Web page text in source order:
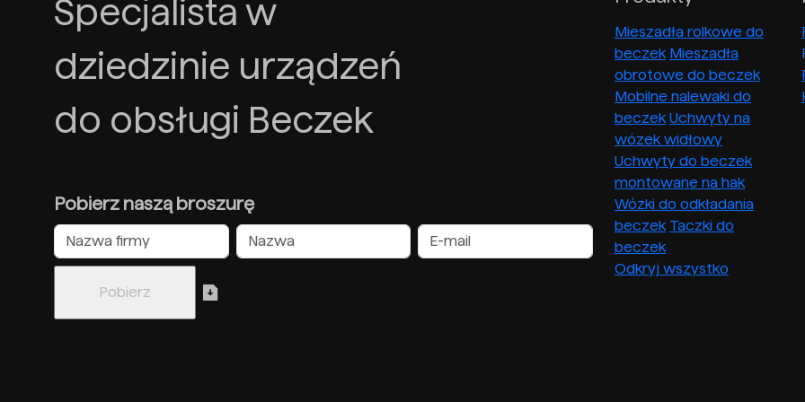
Specjalista w
dziedzinie urządzeń
do obsługi Beczek
Pobierz naszą broszurę
Mieszadła rolkowe do
beczek Mieszadła
obrotowe do beczek
Mobilne nalewaki do
beczek Uchwyty na
wózek widłowy
Uchwyty do beczek
montowane na hak
Wózki do odkładania
beczek Taczki do
beczek
Odkryj wszystko